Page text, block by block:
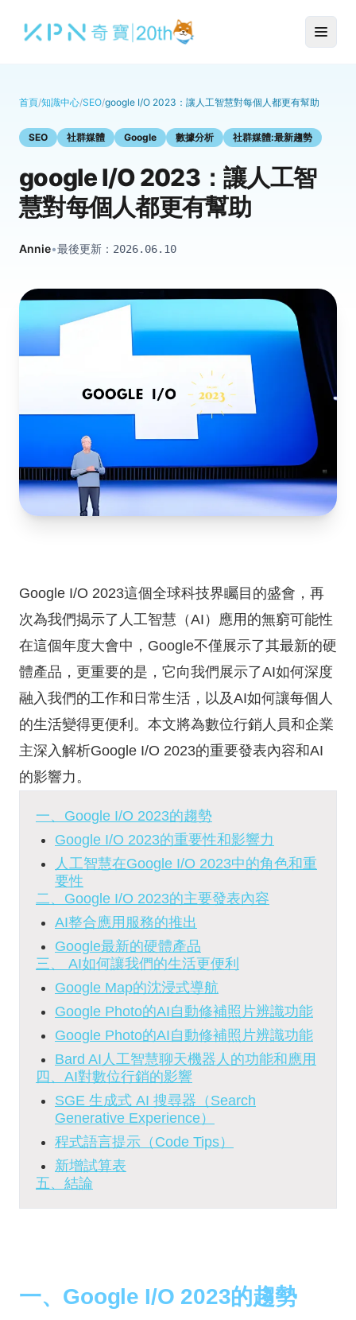
首頁/知識中心/SEO/google I/O 2023：讓人工智慧對每個人都更有幫助
SEO 社群媒體 Google 數據分析 社群媒體:最新趨勢
google I/O 2023：讓人工智
慧對每個人都更有幫助
Annie•最後更新： 2026.06.10
Google I/O 2023這個全球科技界矚目的盛會，再
次為我們揭示了人工智慧（AI）應用的無窮可能性
在這個年度大會中，Google不僅展示了其最新的硬
體產品，更重要的是，它向我們展示了AI如何深度
融入我們的工作和日常生活，以及AI如何讓每個人
的生活變得更便利。本文將為數位行銷人員和企業
主深入解析Google I/O 2023的重要發表內容和AI
的影響力。
一、Google I/O 2023的趨勢
Google I/O 2023的重要性和影響力
人工智慧在Google I/O 2023中的角色和重
要性
二、Google I/O 2023的主要發表內容
AI整合應用服務的推出
Google最新的硬體產品
三、 AI如何讓我們的生活更便利
Google Map的沈浸式導航
Google Photo的AI自動修補照片辨識功能
Google Photo的AI自動修補照片辨識功能
Bard AI人工智慧聊天機器人的功能和應用
四、AI對數位行銷的影響
SGE 生成式 AI 搜尋器（Search
Generative Experience）
程式語言提示（Code Tips）
新增試算表
五、結論
一、Google I/O 2023的趨勢